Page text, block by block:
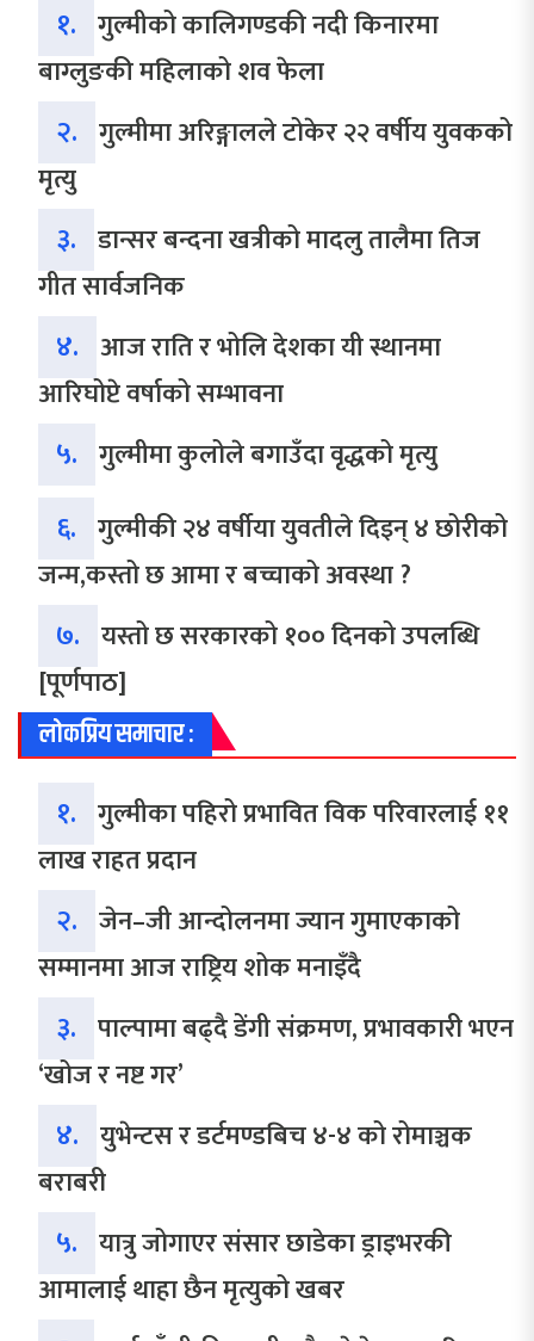
१. गुल्मीको कालिगण्डकी नदी किनारमा
बाग्लुङकी महिलाको शव फेला
२. गुल्मीमा अरिङ्गालले टोकेर २२ वर्षीय युवकको
मृत्यु
३. डान्सर बन्दना खत्रीको मादलु तालैमा तिज
गीत सार्वजनिक
४. आज राति र भोलि देशका यी स्थानमा
आरिघोप्टे वर्षाको सम्भावना
५. गुल्मीमा कुलोले बगाउँदा वृद्धको मृत्यु
६. गुल्मीकी २४ वर्षीया युवतीले दिइन् ४ छोरीको
जन्म,कस्तो छ आमा र बच्चाको अवस्था ?
७. यस्तो छ सरकारको १०० दिनको उपलब्धि
[पूर्णपाठ]
लोकप्रिय समाचार :
१. गुल्मीका पहिरो प्रभावित विक परिवारलाई ११
लाख राहत प्रदान
२. जेन–जी आन्दोलनमा ज्यान गुमाएकाको
सम्मानमा आज राष्ट्रिय शोक मनाइँदै
३. पाल्पामा बढ्दै डेंगी संक्रमण, प्रभावकारी भएन
‘खोज र नष्ट गर’
४. युभेन्टस र डर्टमण्डबिच ४-४ को रोमाञ्चक
बराबरी
५. यात्रु जोगाएर संसार छाडेका ड्राइभरकी
आमालाई थाहा छैन मृत्युको खबर